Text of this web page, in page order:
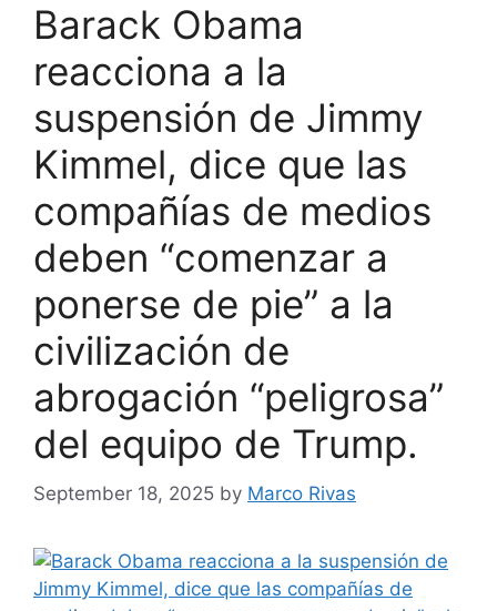
Barack Obama
reacciona a la
suspensión de Jimmy
Kimmel, dice que las
compañías de medios
deben “comenzar a
ponerse de pie” a la
civilización de
abrogación “peligrosa”
del equipo de Trump.
September 18, 2025 by Marco Rivas